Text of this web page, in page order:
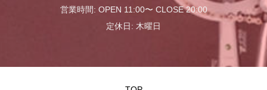
営業時間: OPEN 11:00〜 CLOSE 20:00
定休日: 木曜日